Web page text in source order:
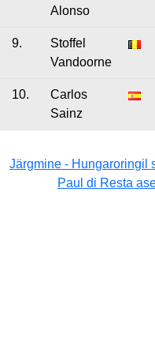
Alonso
9.
Stoffel
Vandoorne
10.
Carlos
Sainz
Järgmine - Hungaroringil
Paul di Resta